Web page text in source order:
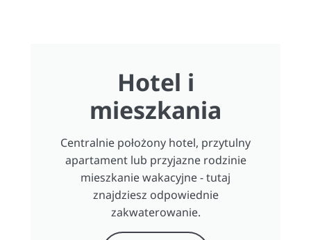
Hotel i
mieszkania
Centralnie położony hotel, przytulny
apartament lub przyjazne rodzinie
mieszkanie wakacyjne - tutaj
znajdziesz odpowiednie
zakwaterowanie.